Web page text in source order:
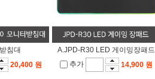
침대
20,400 원
A.JPD-R30 LED 게이밍장패드
추가
14,900 원